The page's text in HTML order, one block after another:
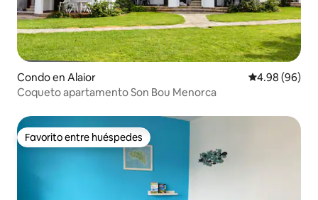
Condo en Alaior Calificación
4.98 (96)
Coqueto apartamento Son Bou Menorca
Favorito entre huéspedes
Favorito entre huéspedes